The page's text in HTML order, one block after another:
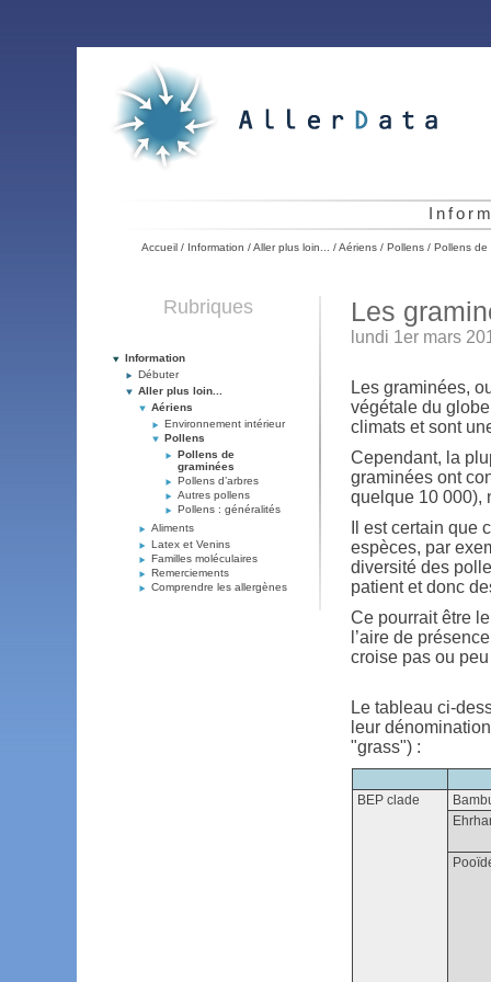
Accueil / Information /Aller plus loin... /Aériens /Pollens /Pollens de
Les
lundi 1er mars
Les graminées,
végétale du
climats et sont
Cependant, la
graminées ont
quelque 10 000),
Il est certain
espèces, par
diversité des
patient et donc
Ce pourrait être
l’aire de
croise pas ou
Le tableau ci-
leur
"grass") :
BEP clade
Rubriques
Information
Débuter
Aller plus loin...
Aériens
Environnement intérieur
Pollens
Pollens de
graminées
Pollens d’arbres
Autres pollens
Pollens : généralités
Aliments
Latex et Venins
Familles moléculaires
Remerciements
Comprendre les allergènes